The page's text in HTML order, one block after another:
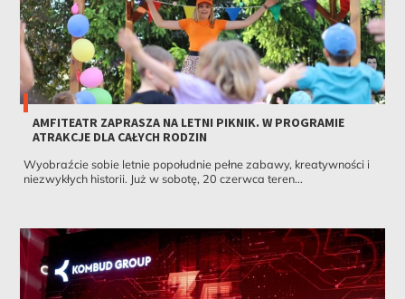
AMFITEATR ZAPRASZA NA LETNI PIKNIK. W PROGRAMIE
ATRAKCJE DLA CAŁYCH RODZIN
Wyobraźcie sobie letnie popołudnie pełne zabawy, kreatywności i
niezwykłych historii. Już w sobotę, 20 czerwca teren...